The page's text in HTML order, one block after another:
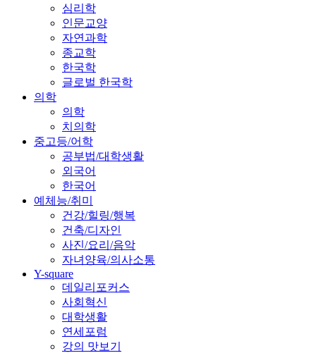
심리학
인문교양
자연과학
종교학
한국학
글로벌 한국학
의학
의학
치의학
중고등/어학
공부법/대학생활
외국어
한국어
예체능/취미
건강/힐링/행복
건축/디자인
사진/요리/음악
자녀양육/의사소통
Y-square
데일리포커스
사회혁신
대학생활
연세포럼
강의 맛보기